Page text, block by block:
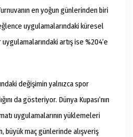
en yoğun günlerinden biri
uygulamalarındaki küresel
artış ise %204’e
değişimin yalnızca spor
da gösteriyor. Dünya Kupası’nın
uygulamalarının yüklemeleri
büyük maç günlerinde alışveriş